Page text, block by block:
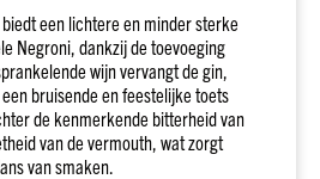
een lichtere en minder sterke
Negroni, dankzij de toevoeging
wijn vervangt de gin,
bruisende en feestelijke toets
de kenmerkende bitterheid van
van de vermouth, wat zorgt
van smaken.